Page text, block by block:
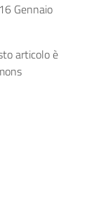
16 Gennaio
articolo è